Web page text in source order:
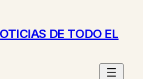
DE TODO EL